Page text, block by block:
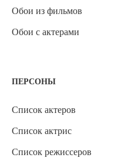
Обои из фильмов
Обои с актерами
ПЕРСОНЫ
Список актеров
Список актрис
Список режиссеров